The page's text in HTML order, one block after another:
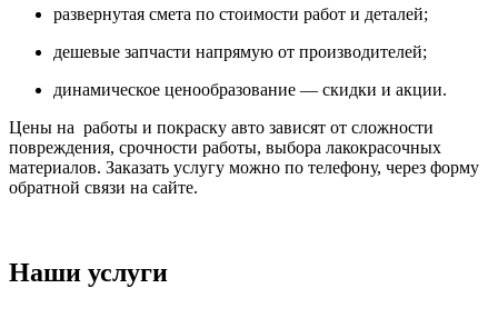
развернутая смета по стоимости работ и деталей;
дешевые запчасти напрямую от производителей;
динамическое ценообразование — скидки и акции.
Цены на работы и покраску авто зависят от сложности
повреждения, срочности работы, выбора лакокрасочных
материалов. Заказать услугу можно по телефону, через форму
обратной связи на сайте.
Наши услуги